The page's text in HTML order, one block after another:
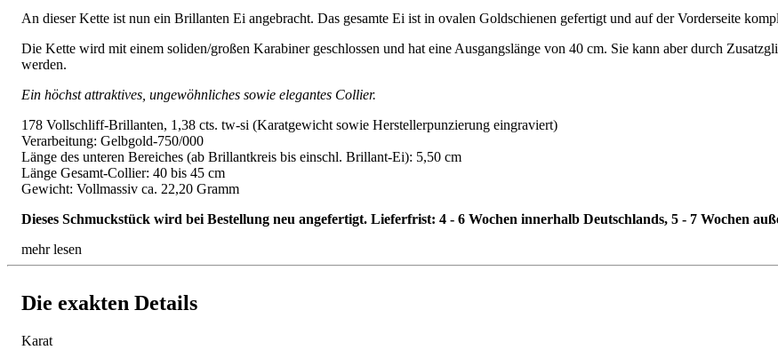
An dieser Kette ist nun ein Brillanten Ei angebracht. Das gesamte Ei ist in ovalen Goldschienen gefertigt und auf der Vorderseite
Die Kette wird mit einem soliden/großen Karabiner geschlossen und hat eine Ausgangslänge von 40 cm. Sie kann aber durch
werden.
Ein höchst attraktives, ungewöhnliches sowie elegantes Collier.
178 Vollschliff-Brillanten, 1,38 cts. tw-si (Karatgewicht sowie Herstellerpunzierung eingraviert)
Verarbeitung: Gelbgold-750/000
Länge des unteren Bereiches (ab Brillantkreis bis einschl. Brillant-Ei): 5,50 cm
Länge Gesamt-Collier: 40 bis 45 cm
Gewicht: Vollmassiv ca. 22,20 Gramm
Dieses Schmuckstück wird bei Bestellung neu angefertigt. Lieferfrist: 4 - 6 Wochen innerhalb Deutschlands, 5 - 7 Wochen
mehr lesen
Die exakten Details
Karat